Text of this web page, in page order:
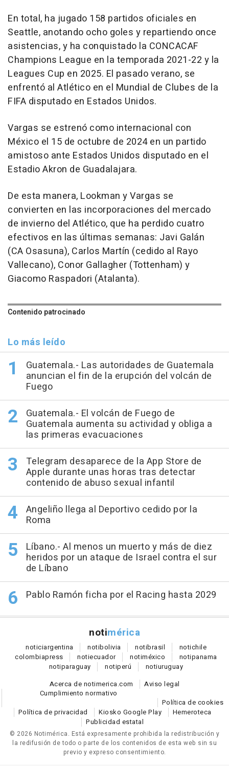
En total, ha jugado 158 partidos oficiales en
Seattle, anotando ocho goles y repartiendo once
asistencias, y ha conquistado la CONCACAF
Champions League en la temporada 2021-22 y la
Leagues Cup en 2025. El pasado verano, se
enfrentó al Atlético en el Mundial de Clubes de la
FIFA disputado en Estados Unidos.
Vargas se estrenó como internacional con
México el 15 de octubre de 2024 en un partido
amistoso ante Estados Unidos disputado en el
Estadio Akron de Guadalajara.
De esta manera, Lookman y Vargas se
convierten en las incorporaciones del mercado
de invierno del Atlético, que ha perdido cuatro
efectivos en las últimas semanas: Javi Galán
(CA Osasuna), Carlos Martín (cedido al Rayo
Vallecano), Conor Gallagher (Tottenham) y
Giacomo Raspadori (Atalanta).
Contenido patrocinado
Lo más leído
Guatemala.- Las autoridades de Guatemala
anuncian el fin de la erupción del volcán de
Fuego
Guatemala.- El volcán de Fuego de
Guatemala aumenta su actividad y obliga a
las primeras evacuaciones
Telegram desaparece de la App Store de
Apple durante unas horas tras detectar
contenido de abuso sexual infantil
Angeliño llega al Deportivo cedido por la
Roma
Líbano.- Al menos un muerto y más de diez
heridos por un ataque de Israel contra el sur
de Líbano
Pablo Ramón ficha por el Racing hasta 2029
notimérica
noticiargentina notibolivia notibrasil notichile
colombiapress notiecuador notiméxico notipanama
notiparaguay notiperú notiuruguay
Acerca de notimerica.com
Aviso legal
Cumplimiento normativo
Política de cookies
Política de privacidad
Kiosko Google Play
Hemeroteca
Publicidad estatal
© 2026 Notimérica. Está expresamente prohibida la redistribución y
la redifusión de todo o parte de los contenidos de esta web sin su
previo y expreso consentimiento.